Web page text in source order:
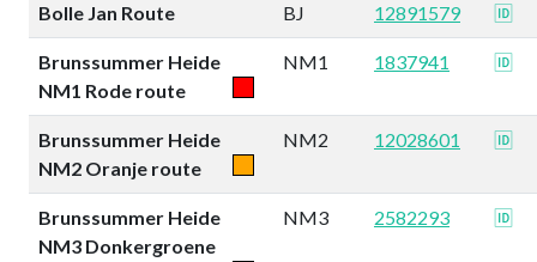
Bolle Jan Route BJ 12891579 🆔
Brunssummer Heide
NM1 Rode route
NM1 1837941 🆔
Brunssummer Heide
NM2 Oranje route
NM2 12028601 🆔
Brunssummer Heide
NM3 Donkergroene
NM3 2582293 🆔